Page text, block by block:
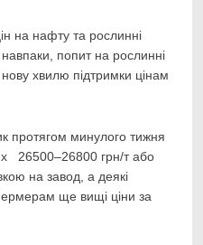
на нафту та рослинні
попит на рослинні
хвилю підтримки цінам
протягом минулого тижня
26500–26800 грн/т або
на завод, а деякі
ще вищі ціни за